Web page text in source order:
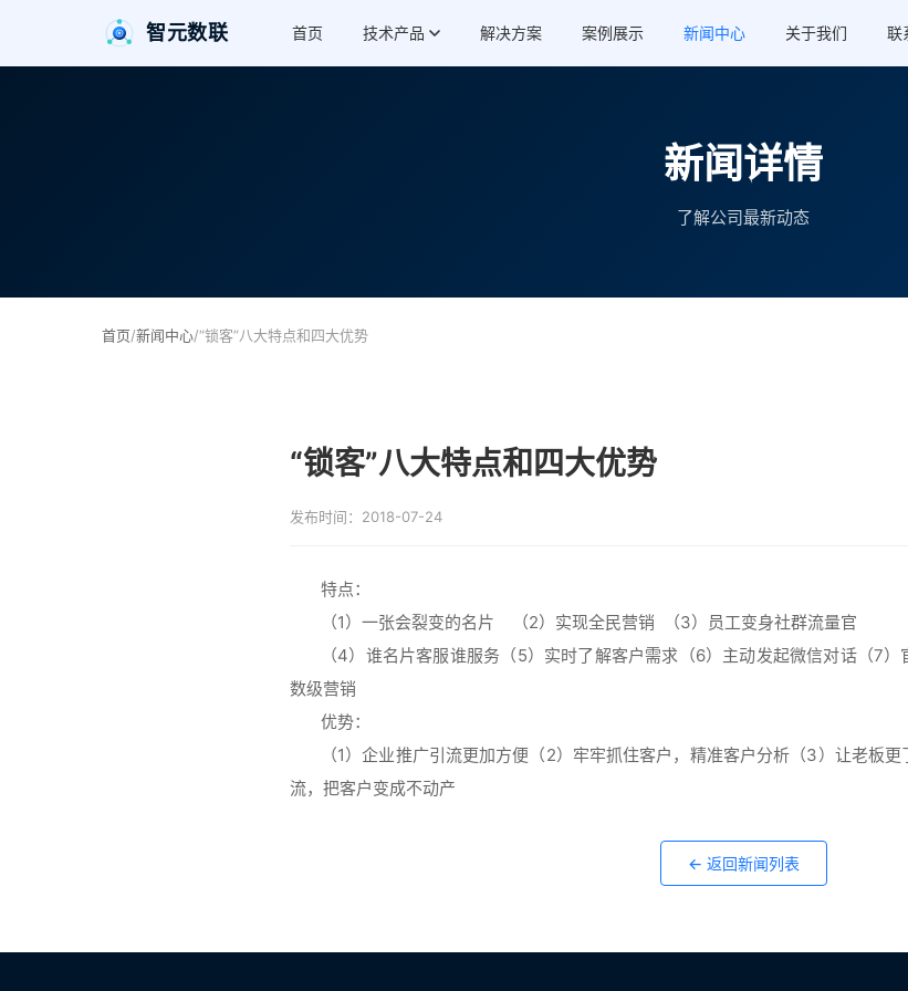
智元数联 首页 技术产品 解决方案 案例展示 新闻中心 关于我们 联
新闻详情
了解公司最新动态
首页/新闻中心/“锁客”八大特点和四大优势
“锁客”八大特点和四大优势
发布时间：2018-07-24
特点：
（1）一张会裂变的名片 （2）实现全民营销 （3）员工变身社群流量官
（4）谁名片客服谁服务（5）实时了解客户需求（6）主动发起微信对话（7
数级营销
优势：
（1）企业推广引流更加方便（2）牢牢抓住客户，精准客户分析（3）让老板
流，把客户变成不动产
← 返回新闻列表